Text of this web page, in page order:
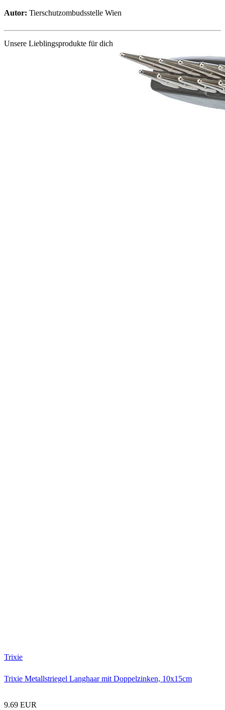
Autor: Tierschutzombudsstelle Wien
Unsere Lieblingsprodukte für dich
Trixie
Trixie Metallstriegel Langhaar mit Doppelzinken, 10x15cm
9.69 EUR